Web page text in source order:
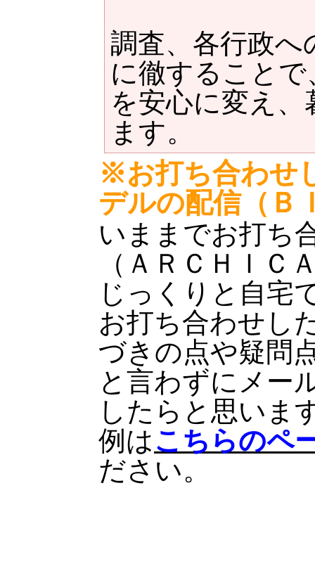
調査、各行政へ
に徹すること
を安心に変え
ます。
※お打ち合わせ
デルの配信（Ｂ
いままでお打ち
（ＡＲＣＨＩＣ
じっくりと自宅
お打ち合わせし
づきの点や疑問
と言わずにメー
したらと思いま
例はこちらのペ
ださい。